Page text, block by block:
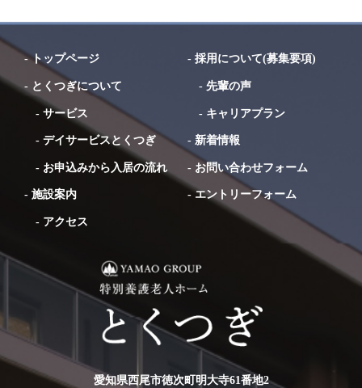
愛知県西尾市徳次町明大寺61番地2
-トップページ
- とくつぎについて
-サービス
-デイサービスとくつぎ
- お申込みから入居の流れ
-施設案内
- アクセス
-採用について(募集要項)
-先輩の声
- キャリアプラン
-新着情報
- お問い合わせフォーム
-エントリーフォーム